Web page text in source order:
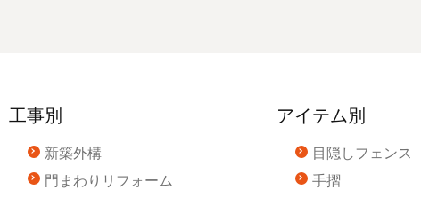
工事別
新築外構
門まわりリフォーム
アイテム別
目隠しフェンス
手摺